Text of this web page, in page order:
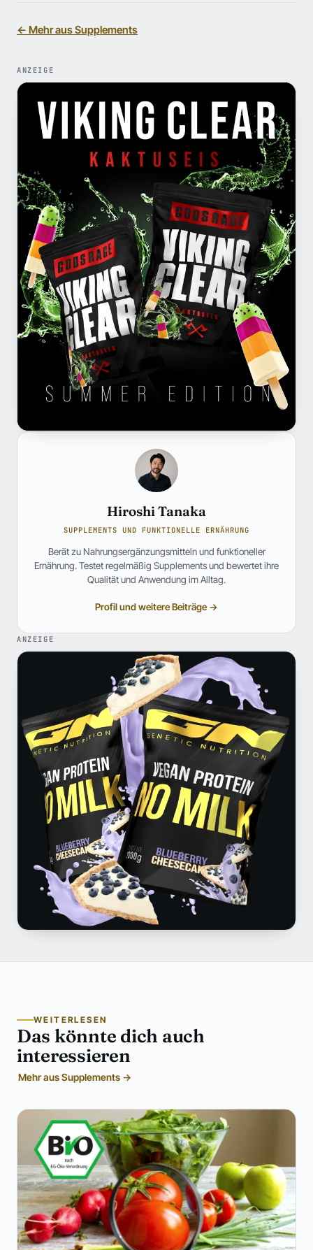
← Mehr aus Supplements
ANZEIGE
Hiroshi Tanaka
SUPPLEMENTS UND FUNKTIONELLE ERNÄHRUNG
Berät zu Nahrungsergänzungsmitteln und funktioneller
Ernährung. Testet regelmäßig Supplements und bewertet ihre
Qualität und Anwendung im Alltag.
Profil und weitere Beiträge →
ANZEIGE
WEITERLESEN
Das könnte dich auch
interessieren
Mehr aus Supplements →